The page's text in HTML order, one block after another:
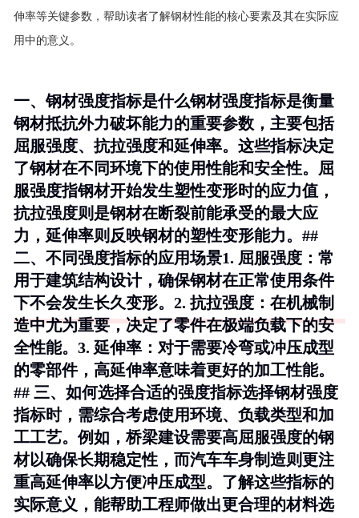
伸率等关键参数，帮助读者了解钢材性能的核心要素及其在实际应
用中的意义。
一、钢材强度指标是什么钢材强度指标是衡量
钢材抵抗外力破坏能力的重要参数，主要包括
屈服强度、抗拉强度和延伸率。这些指标决定
了钢材在不同环境下的使用性能和安全性。屈
服强度指钢材开始发生塑性变形时的应力值，
抗拉强度则是钢材在断裂前能承受的最大应
力，延伸率则反映钢材的塑性变形能力。##
二、不同强度指标的应用场景1. 屈服强度 ：常
用于建筑结构设计，确保钢材在正常使用条件
下不会发生长久变形。2. 抗拉强度 ：在机械制
造中尤为重要，决定了零件在极端负载下的安
全性能。3. 延伸率 ：对于需要冷弯或冲压成型
的零部件，高延伸率意味着更好的加工性能。
## 三、如何选择合适的强度指标选择钢材强度
指标时，需综合考虑使用环境、负载类型和加
工工艺。例如，桥梁建设需要高屈服强度的钢
材以确保长期稳定性，而汽车车身制造则更注
重高延伸率以方便冲压成型。了解这些指标的
实际意义，能帮助工程师做出更合理的材料选